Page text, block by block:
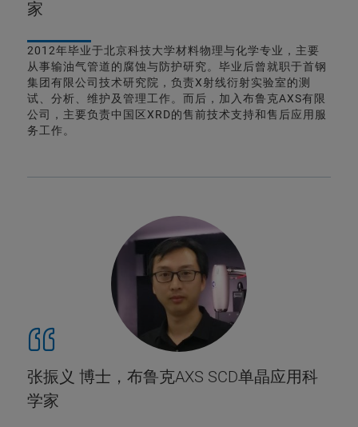
家
2012年毕业于北京科技大学材料物理与化学专业，主要
从事输油气管道的腐蚀与防护研究。毕业后曾就职于首钢
集团有限公司技术研究院，负责X射线衍射实验室的测
试、分析、维护及管理工作。而后，加入布鲁克AXS有限
公司，主要负责中国区XRD的售前技术支持和售后应用服
务工作。
张振义 博士，布鲁克AXS SCD单晶应用科
学家